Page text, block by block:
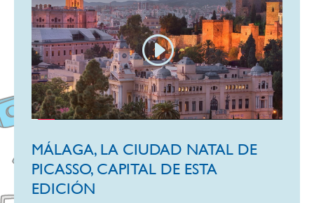
MÁLAGA, LA CIUDAD NATAL DE
PICASSO, CAPITAL DE ESTA
EDICIÓN